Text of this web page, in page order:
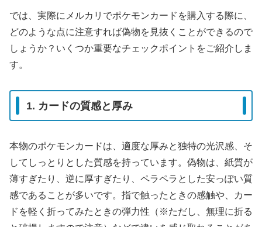
では、実際にメルカリでポケモンカードを購入する際に、
どのような点に注意すれば偽物を見抜くことができるので
しょうか？いくつか重要なチェックポイントをご紹介しま
す。
1. カードの質感と厚み
本物のポケモンカードは、適度な厚みと独特の光沢感、そ
してしっとりとした質感を持っています。偽物は、紙質が
薄すぎたり、逆に厚すぎたり、ペラペラとした安っぽい質
感であることが多いです。指で触ったときの感触や、カー
ドを軽く折ってみたときの弾力性（※ただし、無理に折る